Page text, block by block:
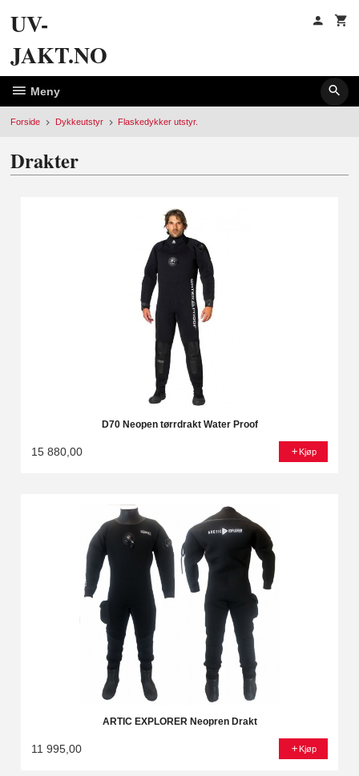
UV-
JAKT.NO
Meny
Forside Dykkeutstyr Flaskedykker utstyr.
Drakter
D70 Neopen tørrdrakt Water Proof
15 880,00 Kjøp
ARTIC EXPLORER Neopren Drakt
11 995,00 Kjøp